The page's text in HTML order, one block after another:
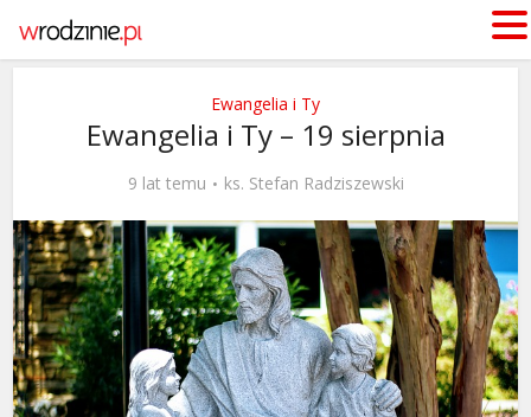
Ewangelia i Ty
Ewangelia i Ty – 19 sierpnia
9 lat temu ks. Stefan Radziszewski